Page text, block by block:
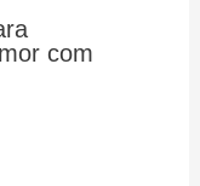
com